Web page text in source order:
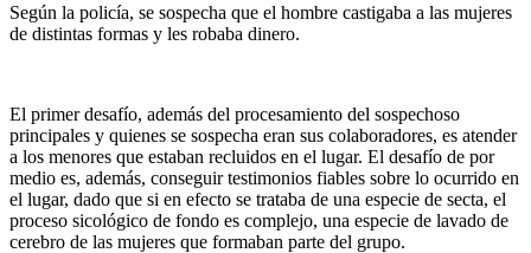
Según la policía, se sospecha que el hombre castigaba a las mujeres
de distintas formas y les robaba dinero.
El primer desafío, además del procesamiento del sospechoso
principales y quienes se sospecha eran sus colaboradores, es atender
a los menores que estaban recluidos en el lugar. El desafío de por
medio es, además, conseguir testimonios fiables sobre lo ocurrido en
el lugar, dado que si en efecto se trataba de una especie de secta, el
proceso sicológico de fondo es complejo, una especie de lavado de
cerebro de las mujeres que formaban parte del grupo.